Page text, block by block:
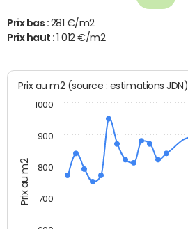
Prix bas : 281 €/m2
Prix haut :
1 012 €/m2
Prix au m2
Prix au m2 (source : estimations JDN)
700
800
900
1000